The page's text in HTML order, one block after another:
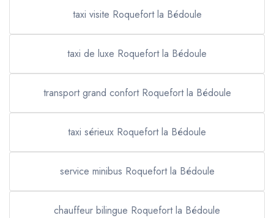
taxi visite Roquefort la Bédoule
taxi de luxe Roquefort la Bédoule
transport grand confort Roquefort la Bédoule
taxi sérieux Roquefort la Bédoule
service minibus Roquefort la Bédoule
chauffeur bilingue Roquefort la Bédoule